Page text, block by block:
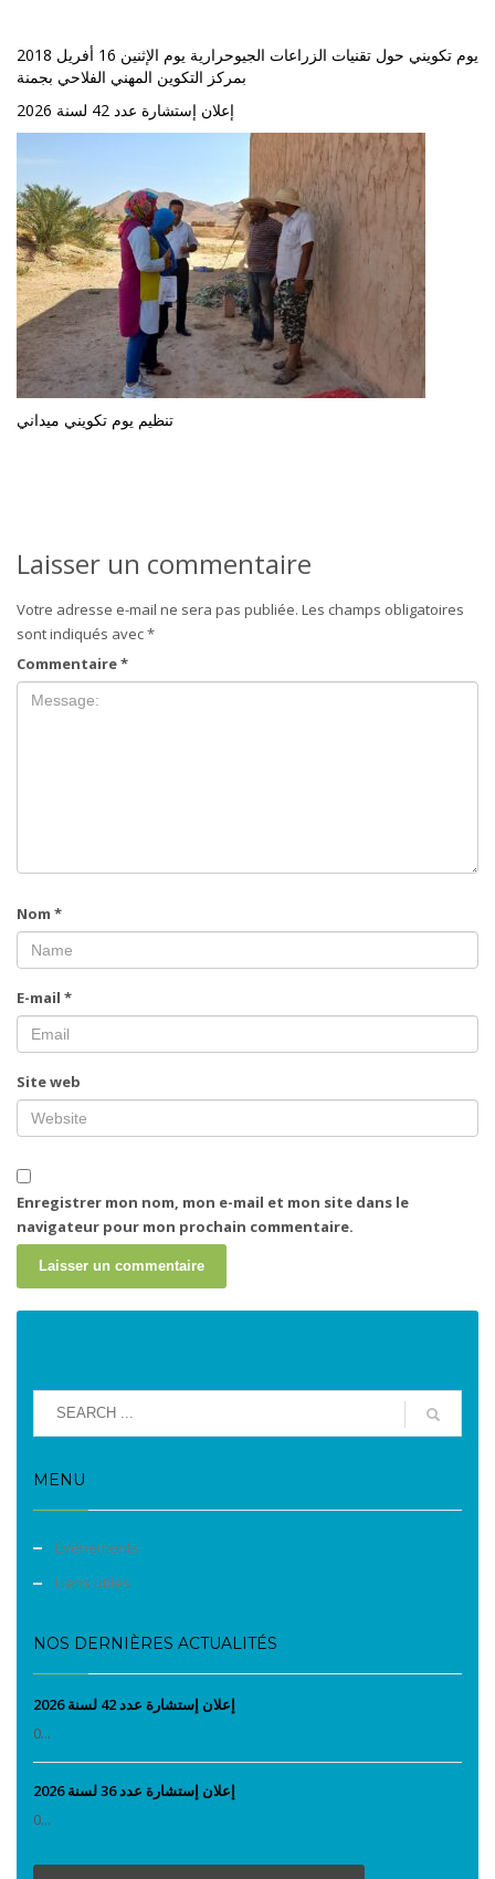
يوم تكويني حول تقنيات الزراعات الجيوحرارية يوم الإثنين 16 أفريل 2018
بمركز التكوين المهني الفلاحي بجمنة
إعلان إستشارة عدد 42 لسنة 2026
تنظيم يوم تكويني ميداني
Laisser un commentaire
Votre adresse e-mail ne sera pas publiée. Les champs obligatoires
sont indiqués avec*
Commentaire*
Nom *
E-mail *
Site web
Enregistrer mon nom, mon e-mail et mon site dans le
navigateur pour mon prochain commentaire.
MENU
Evènements
Liens utiles
NOS DERNIÈRES ACTUALITÉS
إعلان إستشارة عدد 42 لسنة 2026
0...
إعلان إستشارة عدد 36 لسنة 2026
0...